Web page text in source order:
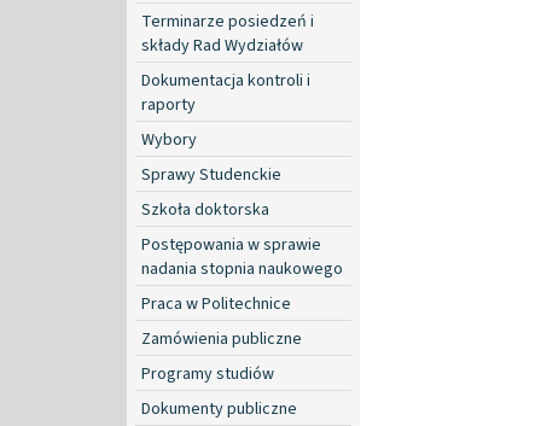
Terminarze posiedzeń i
składy Rad Wydziałów
Dokumentacja kontroli i
raporty
Wybory
Sprawy Studenckie
Szkoła doktorska
Postępowania w sprawie
nadania stopnia naukowego
Praca w Politechnice
Zamówienia publiczne
Programy studiów
Dokumenty publiczne